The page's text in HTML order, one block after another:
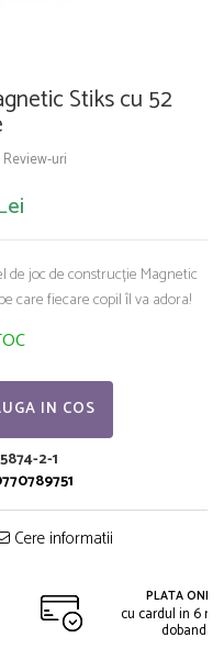
Stiks cu 52
uri
de joc de construcție Magnetic
care fiecare copil îl va adora!
IN COS
2-1
Cere informatii
PLATA
cu cardul in 6
dobanda